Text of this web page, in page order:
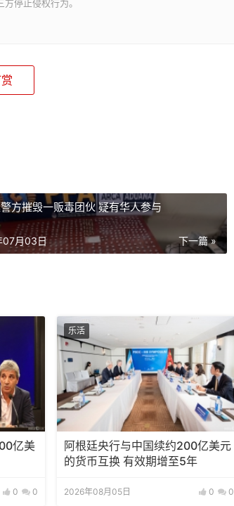
停止侵权行为。
方摧毁一贩毒团伙 疑有华人参与
下一篇 »
07月03日
亿美
0 0
乐活
阿根廷央行与中国续约200亿美元
的货币互换 有效期增至5年
2026年08月05日 0 0